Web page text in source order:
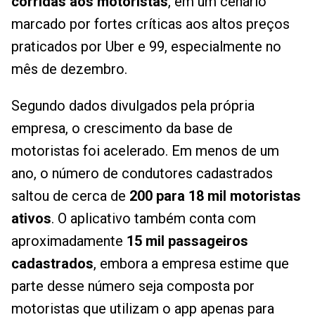
marcado por fortes críticas aos altos preços
praticados por Uber e 99, especialmente no
mês de dezembro.
Segundo dados divulgados pela própria
empresa, o crescimento da base de
motoristas foi acelerado. Em menos de um
ano, o número de condutores cadastrados
saltou de cerca de 200 para 18 mil motoristas
ativos. O aplicativo também conta com
aproximadamente 15 mil passageiros
cadastrados, embora a empresa estime que
parte desse número seja composta por
motoristas que utilizam o app apenas para